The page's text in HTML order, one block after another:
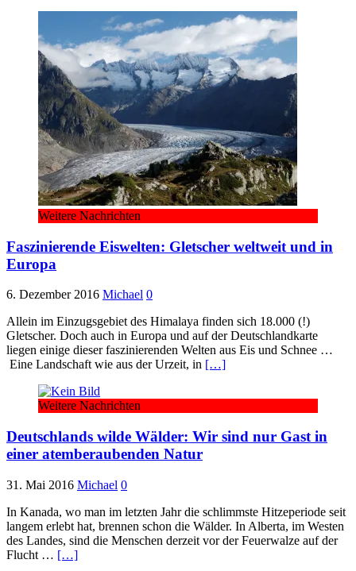
Weitere Nachrichten
Faszinierende Eiswelten: Gletscher weltweit und in
Europa
6. Dezember 2016 Michael 0
Allein im Einzugsgebiet des Himalaya finden sich 18.000 (!)
Gletscher. Doch auch in Europa und auf der Deutschlandkarte
liegen einige dieser faszinierenden Welten aus Eis und Schnee …
Eine Landschaft wie aus der Urzeit, in […]
Weitere Nachrichten
Deutschlands wilde Wälder: Wir sind nur Gast in
einer atemberaubenden Natur
31. Mai 2016 Michael 0
In Kanada, wo man im letzten Jahr die schlimmste Hitzeperiode seit
langem erlebt hat, brennen schon die Wälder. In Alberta, im Westen
des Landes, sind die Menschen derzeit vor der Feuerwalze auf der
Flucht … […]